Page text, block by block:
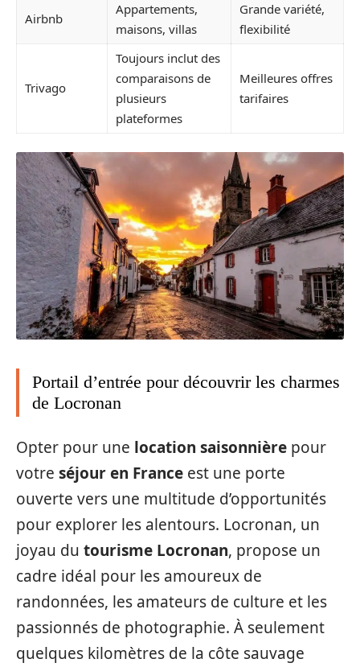
Airbnb
Appartements,
maisons, villas
Grande variété,
flexibilité
Trivago
Toujours inclut des
comparaisons de
plusieurs
plateformes
Meilleures offres
tarifaires
Portail d’entrée pour découvrir les charmes
de Locronan
Opter pour une location saisonnière pour
votre séjour en France est une porte
ouverte vers une multitude d’opportunités
pour explorer les alentours. Locronan, un
joyau du tourisme Locronan, propose un
cadre idéal pour les amoureux de
randonnées, les amateurs de culture et les
passionnés de photographie. À seulement
quelques kilomètres de la côte sauvage